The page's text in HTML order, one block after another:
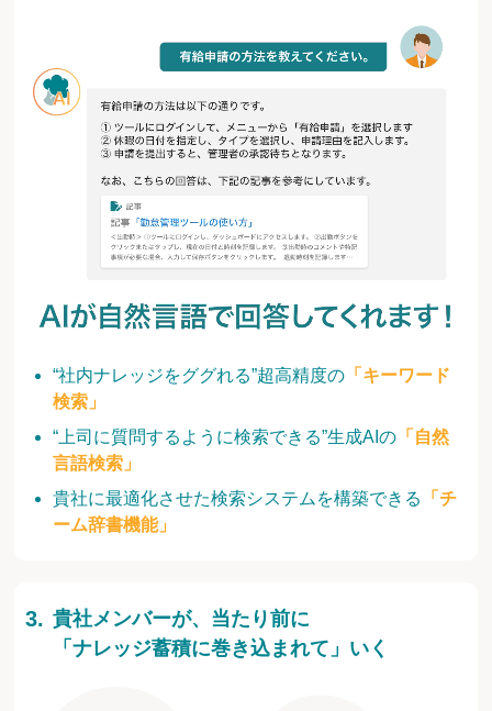
“社内ナレッジをググれる”超高精度の 「キーワード
検索」
“上司に質問するように検索できる”生成AIの 「自然
言語検索」
貴社に最適化させた検索システムを構築できる
「チ
ーム辞書機能」
貴社メンバーが、当たり前に
「ナレッジ蓄積に巻き込まれて」いく